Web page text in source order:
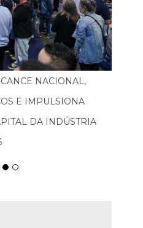
NACIONAL,
E IMPULSIONA
DA INDÚSTRIA